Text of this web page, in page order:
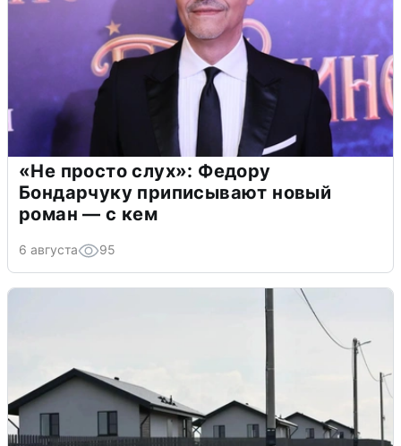
«Не просто слух»: Федору
Бондарчуку приписывают новый
роман — с кем
6 августа 95